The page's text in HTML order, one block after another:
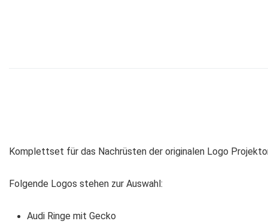
Komplettset für das Nachrüsten der originalen Logo
Folgende Logos stehen zur Auswahl:
Audi Ringe mit Gecko